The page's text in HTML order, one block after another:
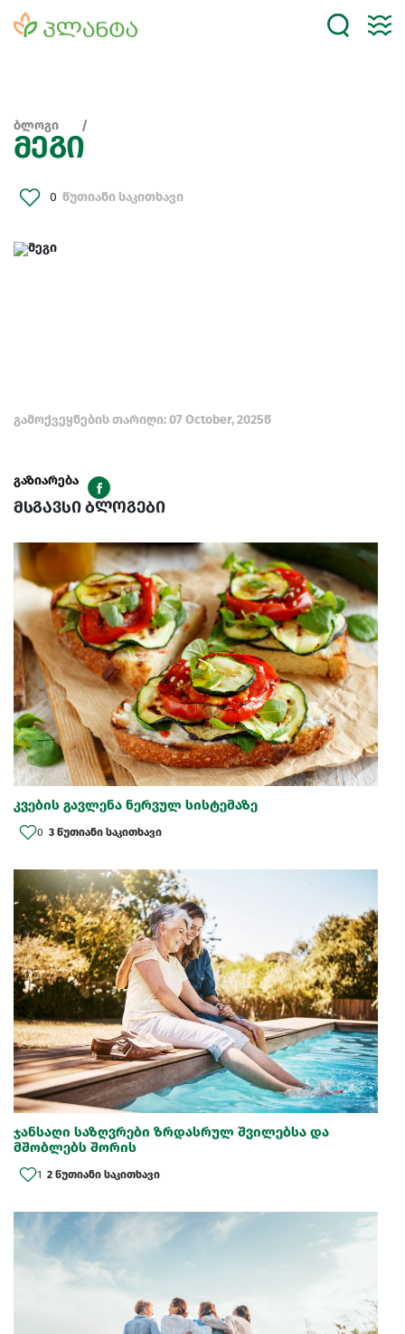
ბლოგი
მეგი
0 წუთიანი საკითხავი
გამოქვეყნების თარიღი: 07 October, 2025წ
გაზიარება
მსგავსი ბლოგები
კვების გავლენა ნერვულ სისტემაზე
0 3 წუთიანი საკითხავი
ჯანსაღი საზღვრები ზრდასრულ შვილებსა და
მშობლებს შორის
1 2 წუთიანი საკითხავი